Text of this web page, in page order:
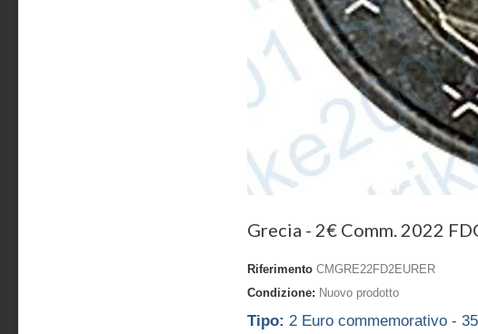
Grecia - 2€ Comm. 2022
Riferimento CMGRE22FD2EURER
Condizione: Nuovo prodotto
Tipo: 2 Euro commemorativo -